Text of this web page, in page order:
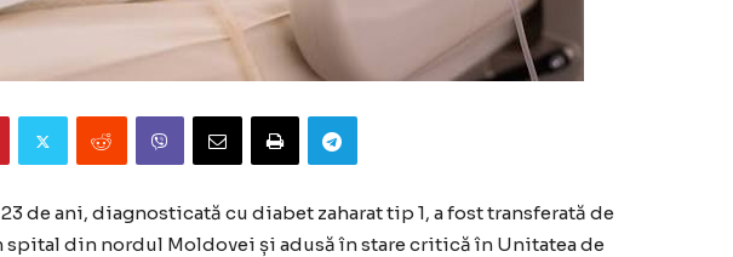
de ani, diagnosticată cu diabet zaharat tip 1, a fost transferată de
din nordul Moldovei și adusă în stare critică în Unitatea de